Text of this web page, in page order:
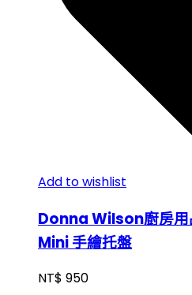
Add to wishlist
Donna Wilson廚房
Mini 手繪托盤
NT$ 950